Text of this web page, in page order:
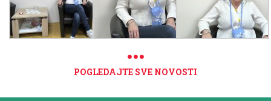
POGLEDAJTE SVE NOVOSTI